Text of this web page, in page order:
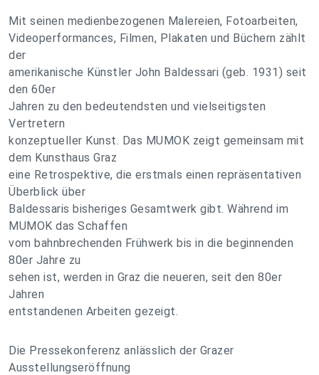
Mit seinen medienbezogenen Malereien, Fotoarbeiten,
Videoperformances, Filmen, Plakaten und Büchern zählt
der
amerikanische Künstler John Baldessari (geb. 1931) seit
den 60er
Jahren zu den bedeutendsten und vielseitigsten
Vertretern
konzeptueller Kunst. Das MUMOK zeigt gemeinsam mit
dem Kunsthaus Graz
eine Retrospektive, die erstmals einen repräsentativen
Überblick über
Baldessaris bisheriges Gesamtwerk gibt. Während im
MUMOK das Schaffen
vom bahnbrechenden Frühwerk bis in die beginnenden
80er Jahre zu
sehen ist, werden in Graz die neueren, seit den 80er
Jahren
entstandenen Arbeiten gezeigt.
Die Pressekonferenz anlässlich der Grazer
Ausstellungseröffnung